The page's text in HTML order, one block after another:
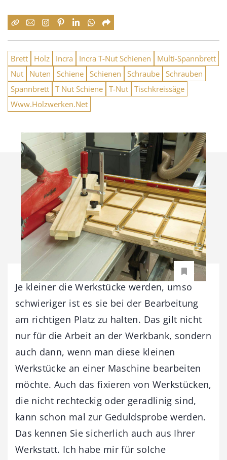
Brett Holz Incra Incra T-Nut Schienen
Multi-Spannbrett
Nut
Nuten Schiene Schienen Schraube Schrauben
Spannbrett T Nut Schiene T-Nut Tischkreissäge
Www.Holzwerken.Net
Je kleiner die Werkstücke werden, umso
schwieriger ist es sie bei der Bearbeitung
am richtigen Platz zu halten. Das gilt nicht
nur für die Arbeit an der Werkbank, sondern
auch dann, wenn man diese kleinen
Werkstücke an einer Maschine bearbeiten
möchte. Auch das fixieren von Werkstücken,
die nicht rechteckig oder geradlinig sind,
kann schon mal zur Geduldsprobe werden.
Das kennen Sie sicherlich auch aus Ihrer
Werkstatt. Ich habe mir für solche